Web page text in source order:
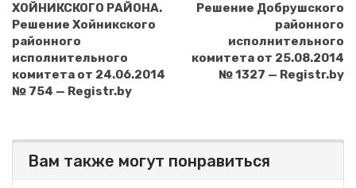
ХОЙНИКСКОГО РАЙОНА.
Решение Хойникского
районного
исполнительного
комитета от 24.06.2014
№ 754 — Registr.by
Решение Добрушского
районного
исполнительного
комитета от 25.08.2014
№ 1327 — Registr.by
Вам также могут понравиться